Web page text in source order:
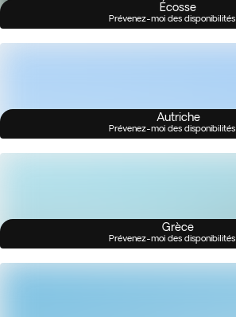
Écosse
Prévenez-moi des disponibilités
Autriche
Prévenez-moi des disponibilités
Grèce
Prévenez-moi des disponibilités